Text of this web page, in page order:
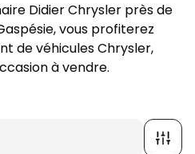
Didier Chrysler près de
vous profiterez
de véhicules Chrysler,
à vendre.